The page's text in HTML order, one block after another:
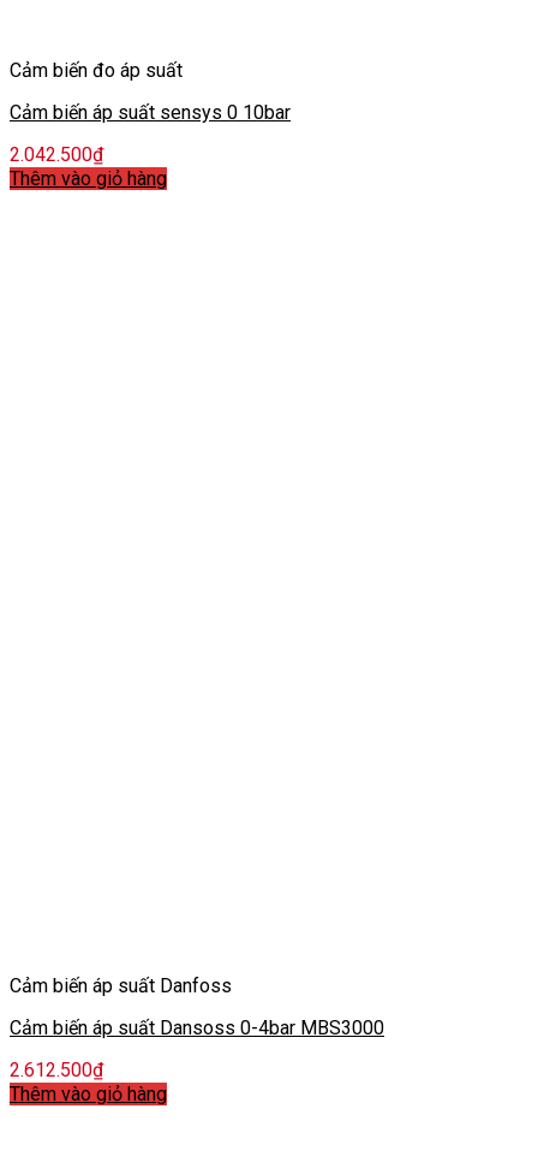
Cảm biến đo áp suất
Cảm biến áp suất sensys 0 10bar
2.042.500₫
Thêm vào giỏ hàng
Cảm biến áp suất Danfoss
Cảm biến áp suất Dansoss 0-4bar MBS3000
2.612.500₫
Thêm vào giỏ hàng